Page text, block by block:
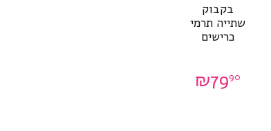
בקבוק
שתייה תרמי
כרישים
₪7990